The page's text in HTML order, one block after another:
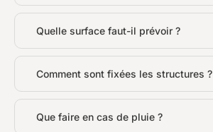
Quelle surface faut-il prévoir ?
Comment sont fixées les structures ?
Que faire en cas de pluie ?